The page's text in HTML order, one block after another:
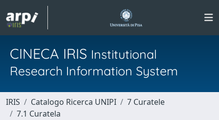
CINECA IRIS Institutional
Research Information System
IRIS Catalogo Ricerca UNIPI
7 Curatele
7.1 Curatela